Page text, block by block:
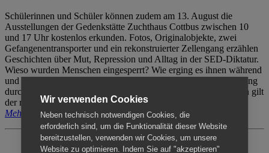
Schülerinnen und Schüler können zudem am 13. August die
Ausstellungen der Gedenkstätte Zuchthaus Cottbus zwischen 10
und 17 Uhr kostenlos erkunden. Fotos, Originalobjekte, zwei
Gefangenentransporter und ein rekonstruierter Zellengang erzählen
Geschichten über Mut, Repression und Alltag in der SED-Diktatur.
Wieso wurden Menschen eingesperrt? Wie erging es ihnen während
und nach der Haft? Der Besuch erfolgt individuell ohne Betreuung
durch das Menschenrechtszentrum Cottbus. Für Begleitpersonen gilt
der reguläre Eintritt (8€ / ermäßigt 5€).
Mehr erfahren
Wir verwenden Cookies
Neben technisch notwendigen Cookies, die
erforderlich sind, um die Funktionalität dieser Website
bereitzustellen, verwenden wir Cookies, um unsere
Website zu optimieren. Indem Sie auf "akzeptieren"